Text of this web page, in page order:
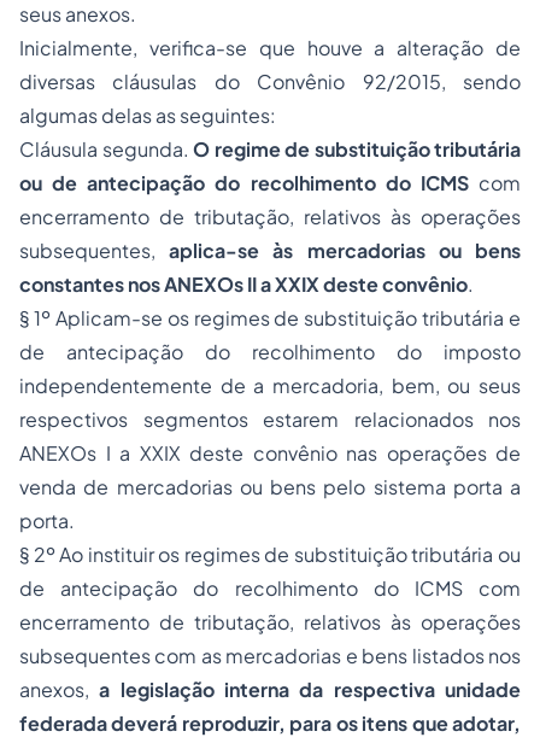
seus anexos.
Inicialmente, verifica-se que houve a alteração de
diversas cláusulas do Convênio 92/2015, sendo
algumas delas as seguintes:
Cláusula segunda. O regime de substituição tributária
ou de antecipação do recolhimento do ICMScom
encerramento de tributação, relativos às operações
subsequentes,aplica-se às mercadorias ou bens
constantes nos ANEXOs II a XXIX deste convênio.
§ 1º Aplicam-se os regimes de substituição tributária e
de antecipação do recolhimento do imposto
independentemente de a mercadoria, bem, ou seus
respectivos segmentos estarem relacionados nos
ANEXOs I a XXIX deste convênio nas operações de
venda de mercadorias ou bens pelo sistema porta a
porta.
§ 2º Ao instituir os regimes de substituição tributária ou
de antecipação do recolhimento do ICMS com
encerramento de tributação, relativos às operações
subsequentes com as mercadorias e bens listados nos
anexos,a legislação interna da respectiva unidade
federada deverá reproduzir, para os itens que adotar,